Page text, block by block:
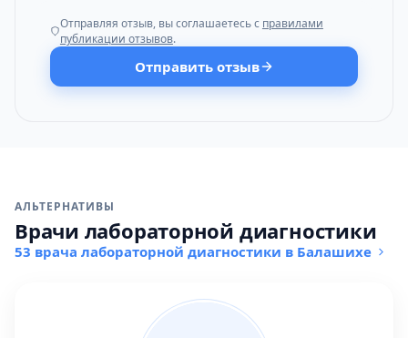
Отправляя отзыв, вы соглашаетесь с правилами
публикации отзывов.
Отправить отзыв
АЛЬТЕРНАТИВЫ
Врачи лабораторной диагностики
53 врача лабораторной диагностики в Балашихе